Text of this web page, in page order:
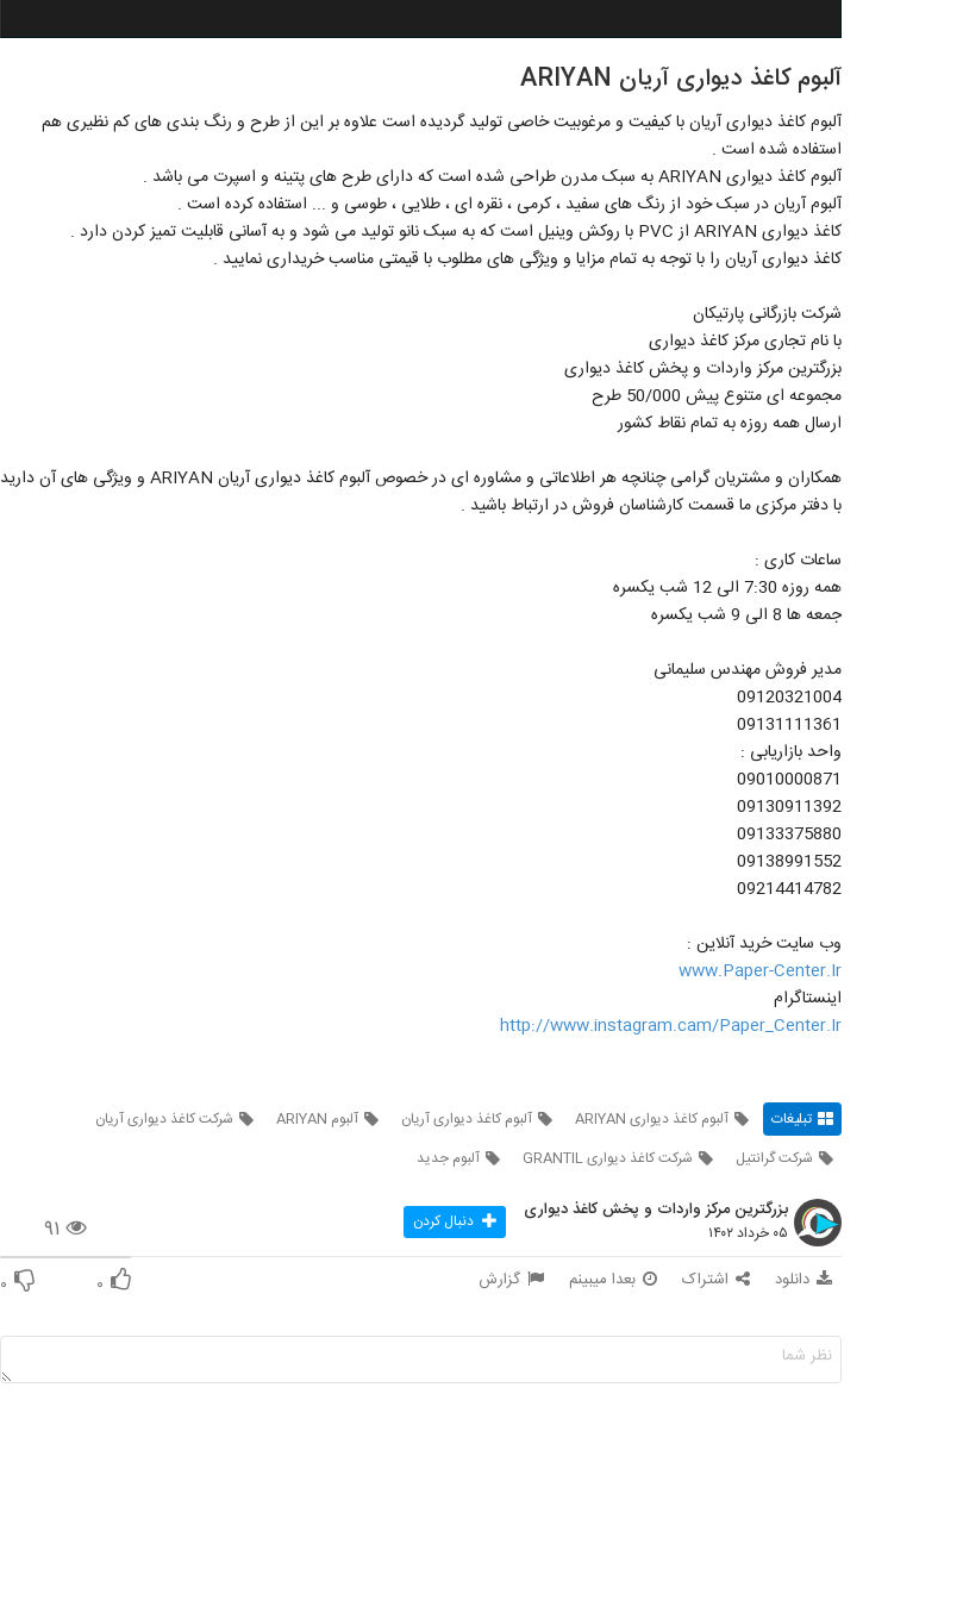
آلبوم کاغذ دیواری آریان ARIYAN
آلبوم کاغذ دیواری آریان با کیفیت و مرغوبیت خاصی تولید گردیده است علاوه بر این از طرح و رنگ بندی های کم نظیری هم
استفاده شده است .
آلبوم کاغذ دیواری ARIYAN به سبک مدرن طراحی شده است که دارای طرح های پتینه و اسپرت می باشد .
آلبوم آریان در سبک خود از رنگ های سفید ، کرمی ، نقره ای ، طلایی ، طوسی و ... استفاده کرده است .
کاغذ دیواری ARIYAN از PVC با روکش وینیل است که به سبک نانو تولید می شود و به آسانی قابلیت تمیز کردن دارد .
کاغذ دیواری آریان را با توجه به تمام مزایا و ویژگی های مطلوب با قیمتی مناسب خریداری نمایید .
شرکت بازرگانی پارتیکان
با نام تجاری مرکز کاغذ دیواری
بزرگترین مرکز واردات و پخش کاغذ دیواری
مجموعه ای متنوع پیش 50/000 طرح
ارسال همه روزه به تمام نقاط کشور
همکاران و مشتریان گرامی چنانچه هر اطلاعاتی و مشاوره ای در خصوص آلبوم کاغذ دیواری آریان ARIYAN و ویژگی‌ های آن دارید
با دفتر مرکزی ما قسمت کارشناسان فروش در ارتباط باشید .
ساعات کاری :
همه روزه 7:30 الی 12 شب یکسره
جمعه ها 8 الی 9 شب یکسره
مدیر فروش مهندس سلیمانی
09120321004
09131111361
واحد بازاریابی :
09010000871
09130911392
09133375880
09138991552
09214414782
وب سایت خرید آنلاین :
www.Paper-Center.Ir
اینستاگرام
http://www.instagram.cam/Paper_Center.Ir
تبلیغات آلبوم کاغذ دیواری ARIYAN آلبوم کاغذ دیواری آریان آلبوم ARIYAN
شرکت کاغذ دیواری آریان
شرکت گرانتیل
شرکت کاغذ دیواری GRANTIL آلبوم جدید
۹۱
بزرگترین مرکز واردات و پخش کاغذ دیواری
۰۵ خرداد ۱۴۰۲ دنبال کردن
دانلود اشتراک بعدا میبینم گزارش ۰ ۰